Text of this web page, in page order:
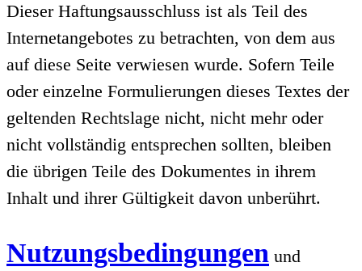
Dieser Haftungsausschluss ist als Teil des
Internetangebotes zu betrachten, von dem aus
auf diese Seite verwiesen wurde. Sofern Teile
oder einzelne Formulierungen dieses Textes der
geltenden Rechtslage nicht, nicht mehr oder
nicht vollständig entsprechen sollten, bleiben
die übrigen Teile des Dokumentes in ihrem
Inhalt und ihrer Gültigkeit davon unberührt.
Nutzungsbedingungen und